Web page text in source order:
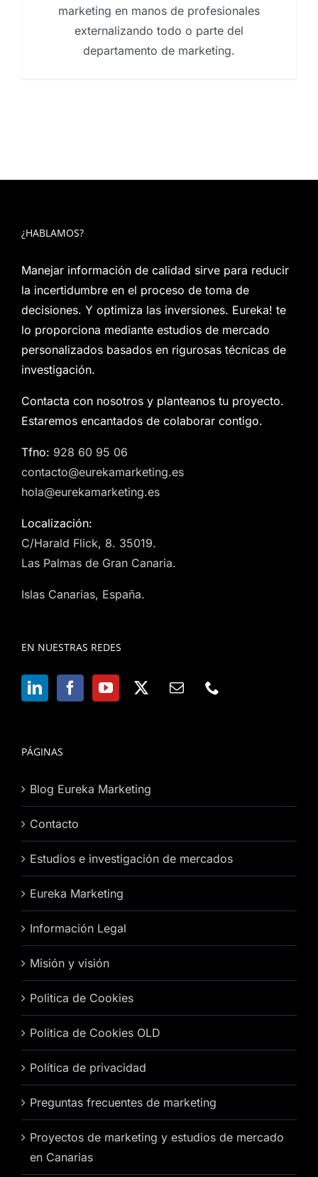
marketing en manos de profesionales
externalizando todo o parte del
departamento de marketing.
¿HABLAMOS?
Manejar información de calidad sirve para reducir
la incertidumbre en el proceso de toma de
decisiones. Y optimiza las inversiones. Eureka! te
lo proporciona mediante estudios de mercado
personalizados basados en rigurosas técnicas de
investigación.
Contacta con nosotros y planteanos tu proyecto.
Estaremos encantados de colaborar contigo.
Tfno: 928 60 95 06
contacto@eurekamarketing.es
hola@eurekamarketing.es
Localización:
C/Harald Flick, 8. 35019.
Las Palmas de Gran Canaria.
Islas Canarias, España.
EN NUESTRAS REDES
PÁGINAS
Blog Eureka Marketing
Contacto
Estudios e investigación de mercados
Eureka Marketing
Información Legal
Misión y visión
Politica de Cookies
Politica de Cookies OLD
Política de privacidad
Preguntas frecuentes de marketing
Proyectos de marketing y estudios de mercado
en Canarias